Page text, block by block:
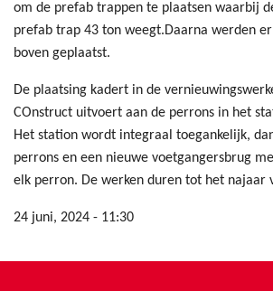
om de prefab trappen te plaatsen waarbij
prefab trap 43 ton weegt.Daarna werden
boven geplaatst.
De plaatsing kadert in de
COnstruct uitvoert aan de perrons in het
Het station wordt integraal toegankelijk,
perrons en een nieuwe voetgangersbrug
elk perron. De werken duren tot het najaar
24 juni, 2024 - 11:30